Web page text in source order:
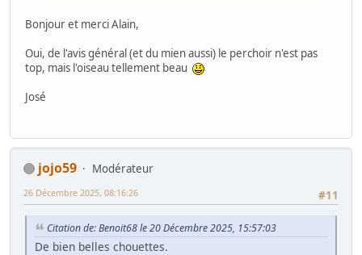
Bonjour et merci Alain,
Oui, de l'avis général (et du mien aussi) le perchoir n'est pas
top, mais l'oiseau tellement beau
José
jojo59
Modérateur
#11
26 Décembre 2025, 08:16:26
Citation de: Benoit68 le 20 Décembre 2025, 15:57:03
De bien belles chouettes.